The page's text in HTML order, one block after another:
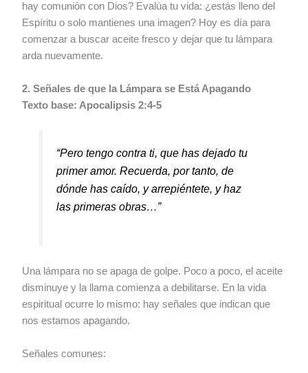
hay comunión con Dios? Evalúa tu vida: ¿estás lleno del
Espíritu o solo mantienes una imagen? Hoy es día para
comenzar a buscar aceite fresco y dejar que tu lámpara
arda nuevamente.
2. Señales de que la Lámpara se Está Apagando
Texto base: Apocalipsis 2:4-5
“Pero tengo contra ti, que has dejado tu
primer amor. Recuerda, por tanto, de
dónde has caído, y arrepiéntete, y haz
las primeras obras…”
Una lámpara no se apaga de golpe. Poco a poco, el aceite
disminuye y la llama comienza a debilitarse. En la vida
espiritual ocurre lo mismo: hay señales que indican que
nos estamos apagando.
Señales comunes: